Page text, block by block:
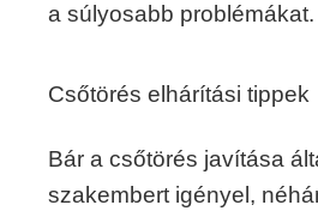
a súlyosabb problémákat.
Csőtörés elhárítási tippek
Bár a csőtörés javítása
szakembert igényel,